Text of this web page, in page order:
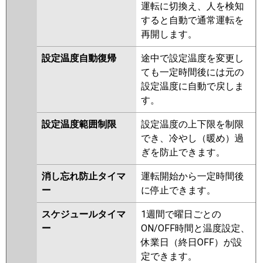
運転に切換え、人を検知
すると自動で通常運転を
再開します。
設定温度自動復帰
途中で設定温度を変更し
ても一定時間後には元の
設定温度に自動で戻しま
す。
設定温度範囲制限
設定温度の上下限を制限
でき、冷やし（暖め）過
ぎを防止できます。
消し忘れ防止タイマ
ー
運転開始から一定時間後
に停止できます。
スケジュールタイマ
ー
1週間で曜日ごとの
ON/OFF時間と温度設定、
休業日（終日OFF）が設
定できます。